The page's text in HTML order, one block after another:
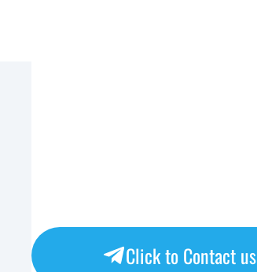
Click to Contact us